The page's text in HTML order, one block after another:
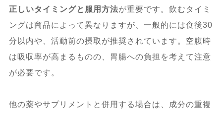
正しいタイミングと服用方法が重要です。飲むタイミ
ングは商品によって異なりますが、一般的には食後30
分以内や、活動前の摂取が推奨されています。空腹時
は吸収率が高まるものの、胃腸への負担を考えて注意
が必要です。
他の薬やサプリメントと併用する場合は、成分の重複